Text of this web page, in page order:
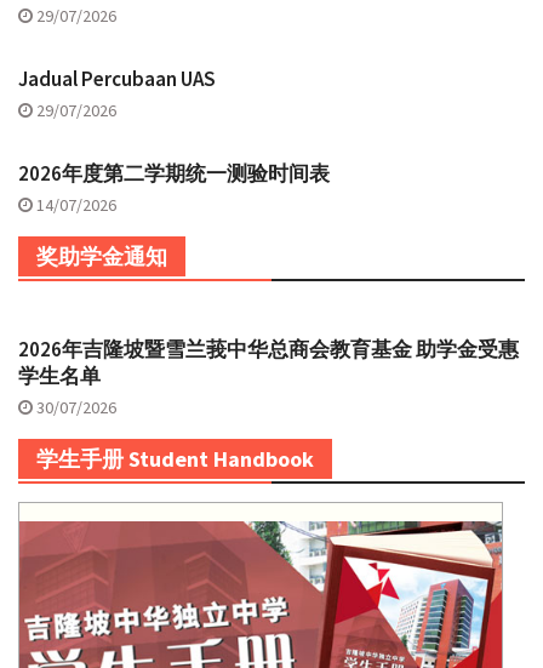
29/07/2026
Jadual Percubaan UAS
29/07/2026
2026年度第二学期统一测验时间表
14/07/2026
奖助学金通知
2026年吉隆坡暨雪兰莪中华总商会教育基金 助学金受惠
学生名单
30/07/2026
学生手册 Student Handbook